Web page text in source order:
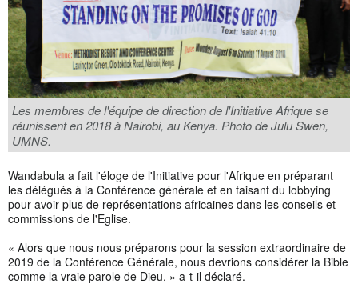
Les membres de l'équipe de direction de l'Initiative Afrique se
réunissent en 2018 à Nairobi, au Kenya. Photo de Julu Swen,
UMNS.
Wandabula a fait l'éloge de l'Initiative pour l'Afrique en préparant
les délégués à la Conférence générale et en faisant du lobbying
pour avoir plus de représentations africaines dans les conseils et
commissions de l'Eglise.
« Alors que nous nous préparons pour la session extraordinaire de
2019 de la Conférence Générale, nous devrions considérer la Bible
comme la vraie parole de Dieu, » a-t-il déclaré.